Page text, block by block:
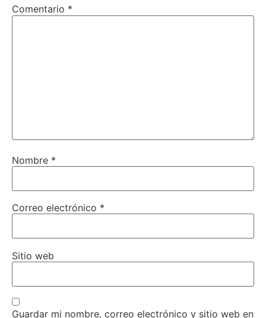
Comentario *
Nombre *
Correo electrónico *
Sitio web
Guardar mi nombre, correo electrónico y sitio web en